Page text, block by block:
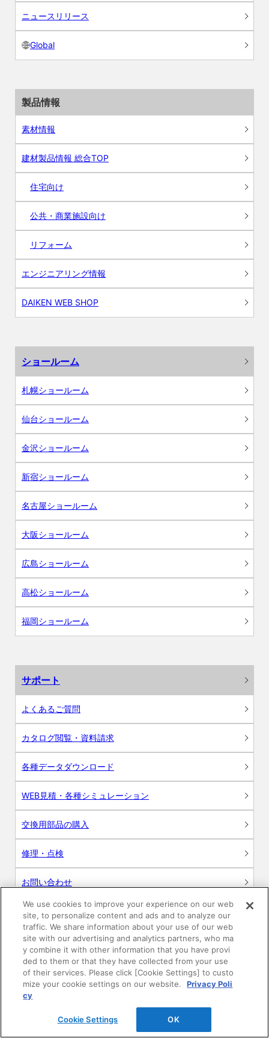
ニュースリリース
Global
製品情報
素材情報
建材製品情報 総合TOP
住宅向け
公共・商業施設向け
リフォーム
エンジニアリング情報
DAIKEN WEB SHOP
ショールーム
札幌ショールーム
仙台ショールーム
金沢ショールーム
新宿ショールーム
名古屋ショールーム
大阪ショールーム
広島ショールーム
高松ショールーム
福岡ショールーム
サポート
よくあるご質問
カタログ閲覧・資料請求
各種データダウンロード
WEB見積・各種シミュレーション
交換用部品の購入
修理・点検
お問い合わせ
ログイン
建築・設計関係者様向けサイト
ユーザー登録サービス
WEB見積システム
収納プランニングソフト
We use cookies to improve your experience on our web
site, to personalize content and ads and to analyze our
traffic. We share information about your use of our web
site with our advertising and analytics partners, who ma
y combine it with other information that you have provi
ded to them or that they have collected from your use
of their services. Please click [Cookie Settings] to custo
mize your cookie settings on our website.
Privacy Poli
cy
Cookie Settings OK